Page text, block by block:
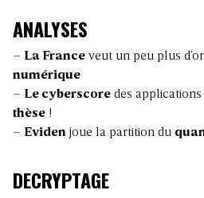
ANALYSES
– La France veut un peu plus
numérique
– Le cyberscore des
thèse !
– Eviden joue la partition du
DECRYPTAGE